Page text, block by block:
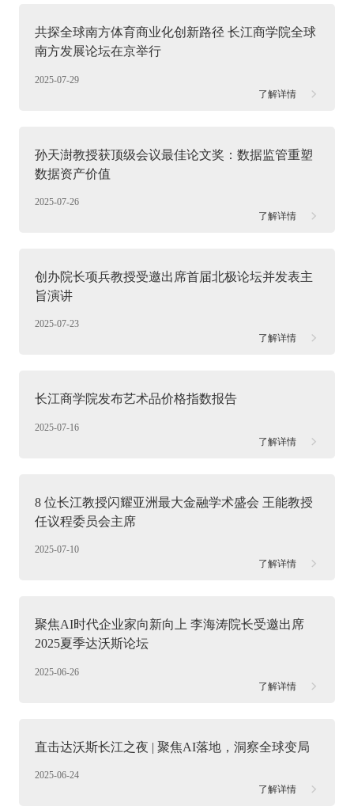
共探全球南方体育商业化创新路径 长江商学院全球
南方发展论坛在京举行
2025-07-29
了解详情
孙天澍教授获顶级会议最佳论文奖：数据监管重塑
数据资产价值
2025-07-26
了解详情
创办院长项兵教授受邀出席首届北极论坛并发表主
旨演讲
2025-07-23
了解详情
长江商学院发布艺术品价格指数报告
2025-07-16
了解详情
8 位长江教授闪耀亚洲最大金融学术盛会 王能教授
任议程委员会主席
2025-07-10
了解详情
聚焦AI时代企业家向新向上 李海涛院长受邀出席
2025夏季达沃斯论坛
2025-06-26
了解详情
直击达沃斯长江之夜 | 聚焦AI落地，洞察全球变局
2025-06-24
了解详情